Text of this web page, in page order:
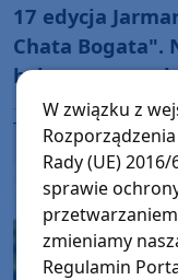
17 edycja
Chata Bogata".
było sporo
W związku z
Rady (UE)
sprawie
zmieniamy
Regulamin